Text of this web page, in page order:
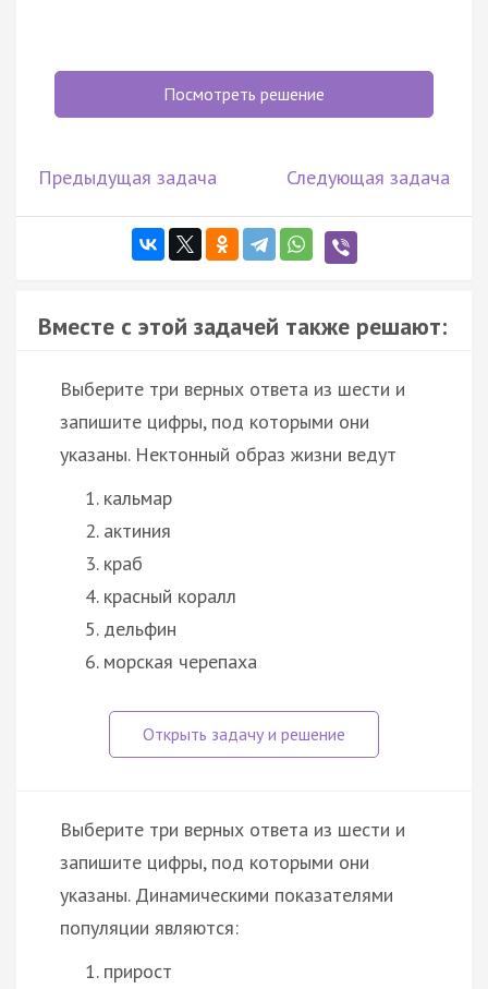
Посмотреть решение
Предыдущая задача Следующая задача
Вместе с этой задачей также решают:
Выберите три верных ответа из шести и
запишите цифры, под которыми они
указаны. Нектонный образ жизни ведут
кальмар
актиния
краб
красный коралл
дельфин
морская черепаха
Выберите три верных ответа из шести и
запишите цифры, под которыми они
указаны. Динамическими показателями
популяции являются:
прирост